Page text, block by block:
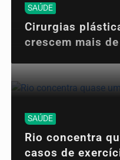
SAÚDE
Cirurgias
crescem mais
SAÚDE
Rio concentra
casos de